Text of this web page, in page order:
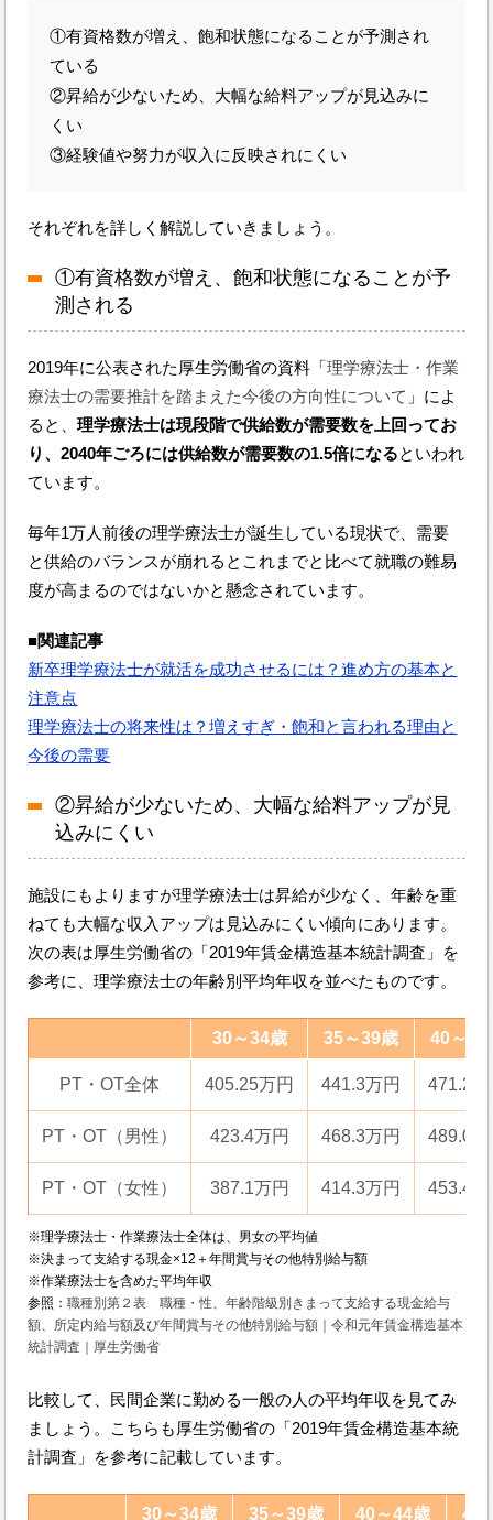
①有資格数が増え、飽和状態になることが予測され
ている
②昇給が少ないため、大幅な給料アップが見込みに
くい
③経験値や努力が収入に反映されにくい
それぞれを詳しく解説していきましょう。
①有資格数が増え、飽和状態になることが予
測される
2019年に公表された厚生労働省の資料「理学療法士・作業
療法士の需要推計を踏まえた今後の方向性について 」によ
ると、理学療法士は現段階で供給数が需要数を上回ってお
り、2040年ごろには供給数が需要数の1.5倍になるといわれ
ています。
毎年1万人前後の理学療法士が誕生している現状で、需要
と供給のバランスが崩れるとこれまでと比べて就職の難易
度が高まるのではないかと懸念されています。
■関連記事
新卒理学療法士が就活を成功させるには？進め方の基本と
注意点
理学療法士の将来性は？増えすぎ・飽和と言われる理由と
今後の需要
②昇給が少ないため、大幅な給料アップが見
込みにくい
施設にもよりますが理学療法士は昇給が少なく、年齢を重
ねても大幅な収入アップは見込みにくい傾向にあります。
次の表は厚生労働省の「2019年賃金構造基本統計調査」を
参考に、理学療法士の年齢別平均年収を並べたものです。
30～34歳 35～39歳 40～44
PT・OT全体 405.25万円 441.3万円 471.2
PT・OT（男性） 423.4万円 468.3万円 489.0
PT・OT（女性） 387.1万円 414.3万円 453.4
※理学療法士・作業療法士全体は、男女の平均値
※決まって支給する現金×12＋年間賞与その他特別給与額
※作業療法士を含めた平均年収
参照：職種別第２表 職種・性、年齢階級別きまって支給する現金給与
額、所定内給与額及び年間賞与その他特別給与額｜令和元年賃金構造基本
統計調査｜厚生労働省
比較して、民間企業に勤める一般の人の平均年収を見てみ
ましょう。こちらも厚生労働省の「2019年賃金構造基本統
計調査」を参考に記載しています。
30～34歳 35～39歳 40～44歳 45